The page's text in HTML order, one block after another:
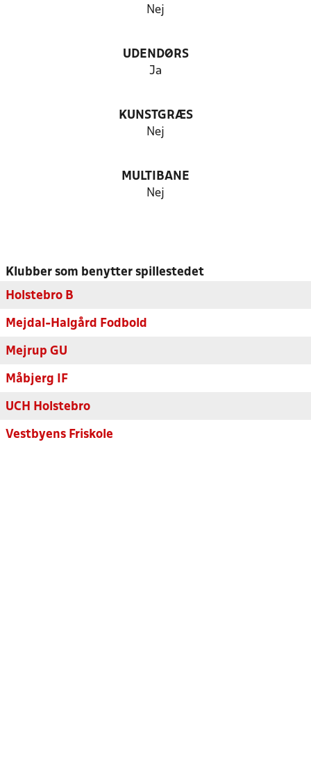
Nej
UDENDØRS
Ja
KUNSTGRÆS
Nej
MULTIBANE
Nej
Klubber som benytter spillestedet
Holstebro B
Mejdal-Halgård Fodbold
Mejrup GU
Måbjerg IF
UCH Holstebro
Vestbyens Friskole